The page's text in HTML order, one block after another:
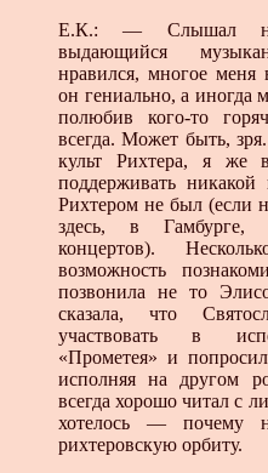
Е.К.: — Слышал
выдающийся
нравился, многое меня
он гениально, а иногда
полюбив кого-то
всегда. Может быть,
культ Рихтера, я же
поддерживать
Рихтером не был (если
здесь, в Гамбурге,
концертов).
возможность
позвонила не то
сказала, что
участвовать в
«Прометея» и
исполняя на другом
всегда хорошо читал с
хотелось —
рихтеровскую орбиту.